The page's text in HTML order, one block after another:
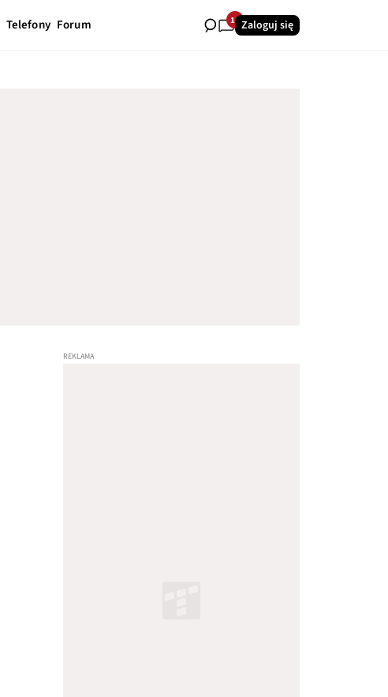
Telefony Forum 18Zaloguj się